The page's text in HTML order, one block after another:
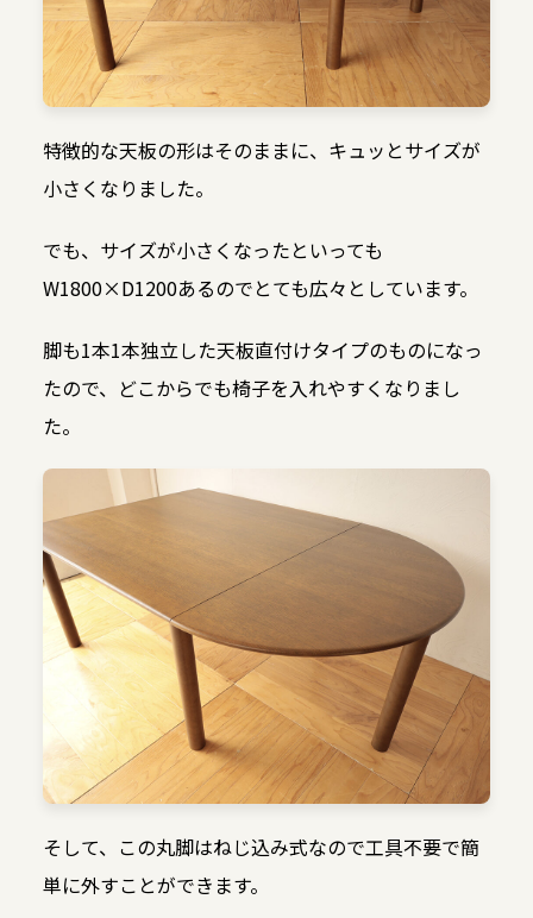
特徴的な天板の形はそのままに、キュッとサイズが
小さくなりました。
でも、サイズが小さくなったといっても
W1800×D1200あるのでとても広々としています。
脚も1本1本独立した天板直付けタイプのものになっ
たので、どこからでも椅子を入れやすくなりまし
た。
そして、この丸脚はねじ込み式なので工具不要で簡
単に外すことができます。